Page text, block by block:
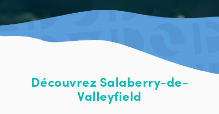
Découvrez Salaberry-de-
Valleyfield